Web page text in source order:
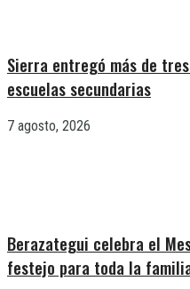
Sierra entregó más de
escuelas secundarias
7 agosto, 2026
Berazategui celebra el
festejo para toda la